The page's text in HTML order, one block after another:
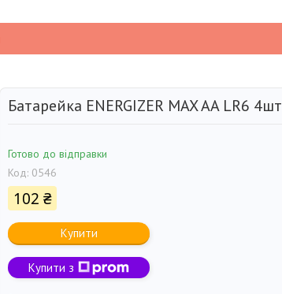
Батарейка ENERGIZER MAX AA LR6 4шт
Готово до відправки
Код: 0546
102 ₴
Купити
Купити з